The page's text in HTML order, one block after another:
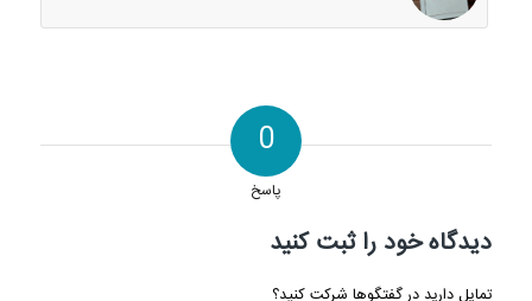
0
پاسخ
دیدگاه خود را ثبت کنید
تمایل دارید در گفتگوها شرکت کنید؟